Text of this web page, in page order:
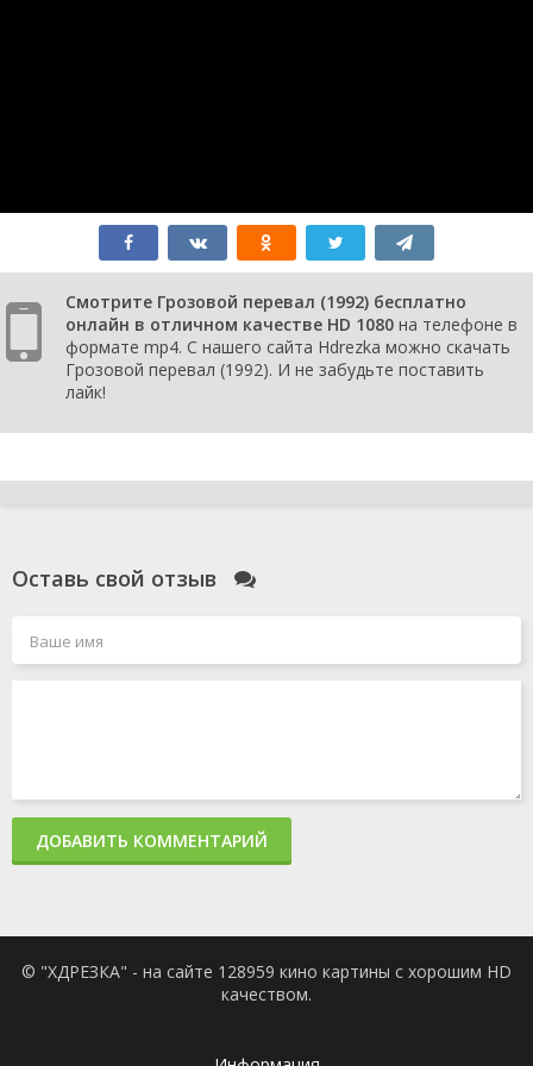
Смотрите Грозовой перевал (1992) бесплатно
онлайн в отличном качестве HD 1080 на телефоне в
формате mp4. С нашего сайта Hdrezka можно скачать
Грозовой перевал (1992). И не забудьте поставить
лайк!
Оставь свой отзыв
ДОБАВИТЬ КОММЕНТАРИЙ
© "ХДРЕЗКА" - на сайте 128959 кино картины с хорошим HD
качеством.